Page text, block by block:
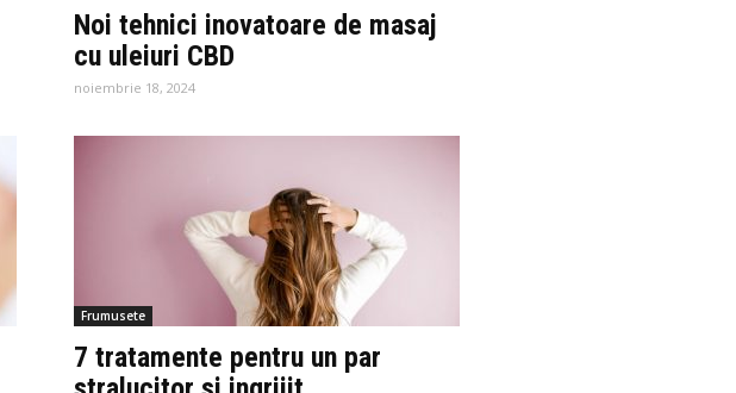
Noi tehnici inovatoare de masaj
cu uleiuri CBD
noiembrie 18, 2024
Frumusete
7 tratamente pentru un par